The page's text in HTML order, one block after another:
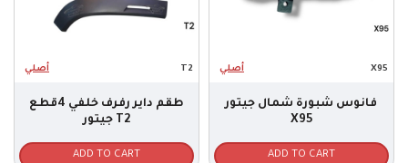
أصلي T2
طقم داير رفرف خلفي 4قطع
جيتور T2
ADD TO CART
أصلي X95
فانوس شبورة شمال جيتور
X95
ADD TO CART